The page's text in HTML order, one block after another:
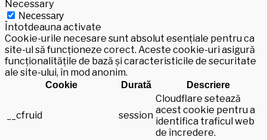
Necessary
Necessary
Întotdeauna activate
Cookie-urile necesare sunt absolut esențiale pentru ca
site-ul să funcționeze corect. Aceste cookie-uri asigură
funcționalitățile de bază și caracteristicile de securitate
ale site-ului, în mod anonim.
Cookie Durată Descriere
__cfruid session
Cloudflare setează
acest cookie pentru a
identifica traficul web
de încredere.